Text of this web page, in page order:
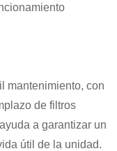
mantenimiento, con
de filtros
a garantizar un
útil de la unidad.